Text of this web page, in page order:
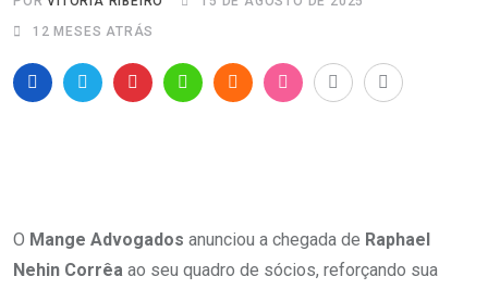
12 MESES ATRÁS
O Mange Advogados anunciou a chegada de Raphael
Nehin Corrêa ao seu quadro de sócios, reforçando sua